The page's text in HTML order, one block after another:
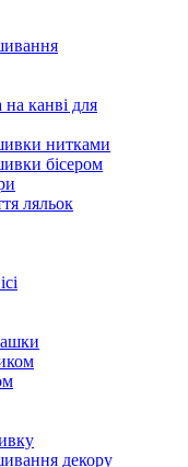
канві для
нитками
бісером
ляльок
декору